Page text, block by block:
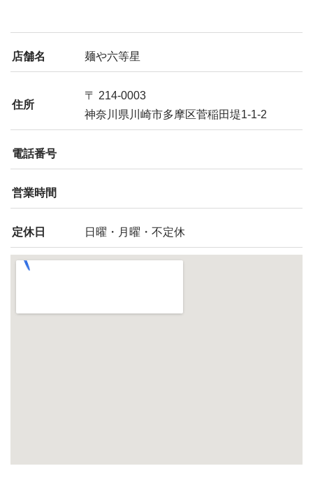
店舗名 麺や六等星
住所
〒 214-0003
神奈川県川崎市多摩区菅稲田堤1-1-2
電話番号
営業時間
定休日 日曜・月曜・不定休